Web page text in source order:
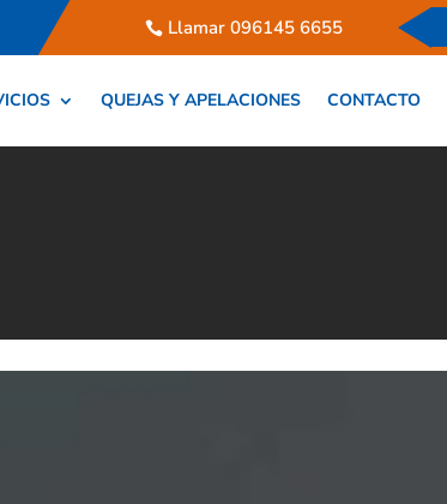
Llamar 096145 6655
QUEJAS Y APELACIONES CONTACTO